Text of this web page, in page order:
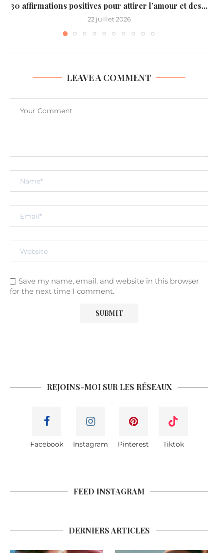
30 affirmations positives pour attirer l’amour et des...
22 juillet 2026
LEAVE A COMMENT
Save my name, email, and website in this browser
for the next time I comment.
REJOINS-MOI SUR LES RÉSEAUX
Facebook Instagram Pinterest Tiktok
FEED INSTAGRAM
DERNIERS ARTICLES